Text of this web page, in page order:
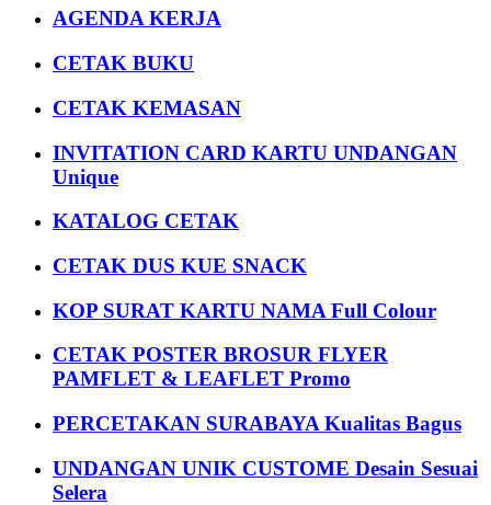
AGENDA KERJA
CETAK BUKU
CETAK KEMASAN
INVITATION CARD KARTU UNDANGAN
Unique
KATALOG CETAK
CETAK DUS KUE SNACK
KOP SURAT KARTU NAMA Full Colour
CETAK POSTER BROSUR FLYER
PAMFLET & LEAFLET Promo
PERCETAKAN SURABAYA Kualitas Bagus
UNDANGAN UNIK CUSTOME Desain Sesuai
Selera